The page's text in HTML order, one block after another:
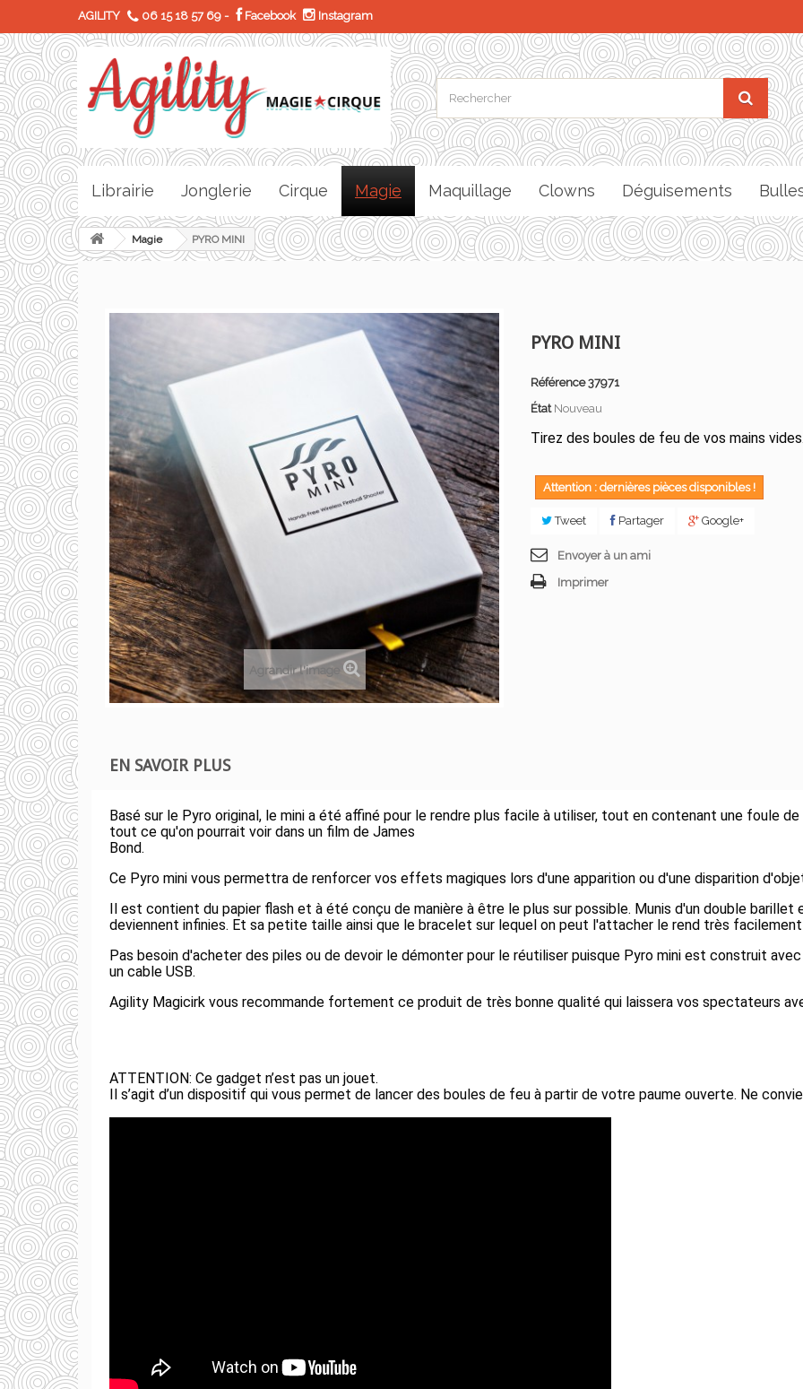
AGILITY 06 15 18 57 69 - Facebook Instagram
Librairie Jonglerie Cirque Magie Maquillage Clowns Déguisements
Magie PYRO MINI
Agrandir l'image
PYRO MINI
Référence 37971
État Nouveau
Tirez des boules de feu de vos mains
Attention : dernières pièces disponibles !
Tweet Partager Google+
Envoyer à un ami
Imprimer
EN SAVOIR PLUS
Basé sur le Pyro original, le mini a été affiné pour le rendre plus facile à utiliser, tout en contenant une foule
tout ce qu'on pourrait voir dans un film de James
Bond.
Ce Pyro mini vous permettra de renforcer vos effets magiques lors d'une apparition ou d'une disparition
Il est contient du papier flash et à été conçu de manière à être le plus sur possible. Munis d'un double
deviennent infinies. Et sa petite taille ainsi que le bracelet sur lequel on peut l'attacher le rend très
Pas besoin d'acheter des piles ou de devoir le démonter pour le réutiliser puisque Pyro mini est construit
un cable USB.
Agility Magicirk vous recommande fortement ce produit de très bonne qualité qui laissera vos spectateurs
ATTENTION: Ce gadget n’est pas un jouet.
Il s’agit d’un dispositif qui vous permet de lancer des boules de feu à partir de votre paume ouverte. Ne